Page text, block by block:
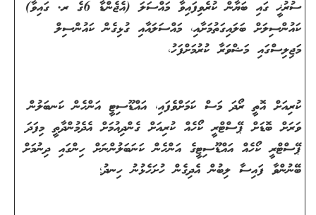
ސުރުޚީ ގައި ބަޔާން ކުރެވިފައިވާ މައްސަލަ (އެޖެންޑާ 6ގެ ރ. ގައިވާ)
ކައުންސިލަށް ބަލައިގަތުމަށާއި، މައްސަލައާއި ގުޅިގެން ކައުންސިލް
މަޖިލިސްގައި މަޝްވަރާ ކުރުމަށްފަހު،
ކުރިއަށް އޮތީ ރޯދަ މަސް ކަމަށްވެފައި، އައްޑޫސިޓީ އަންހެން ކަނބަލުން
ވަރަށް ބޮޑަށް ޕޭސްޓްރީ ކޯހެއް ކުރިއަށް ގެންދިއުމަށް އެދެމުންދާތީ މިފަދަ
ޕޭސްޓްރީ ކޯހެއް އައްޑޫސިޓީގެ އަންހެން ކަނަބަލުންނަށް ހިންގައި ދިނުމަށް
ބޭނުންވާ ފައިސާ ލިބުން އެދިގެން ހުށަހެޅުނު ހިނދު؛